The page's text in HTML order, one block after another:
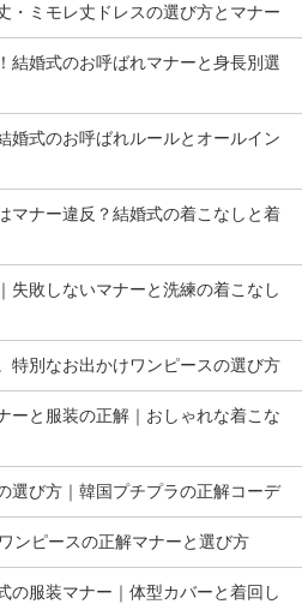
・ミモレ丈ドレスの選び方とマナー
結婚式のお呼ばれマナーと身長別選
婚式のお呼ばれルールとオールイン
マナー違反？結婚式の着こなしと着
失敗しないマナーと洗練の着こなし
特別なお出かけワンピースの選び方
ーと服装の正解｜おしゃれな着こな
選び方｜韓国プチプラの正解コーデ
ンピースの正解マナーと選び方
の服装マナー｜体型カバーと着回し